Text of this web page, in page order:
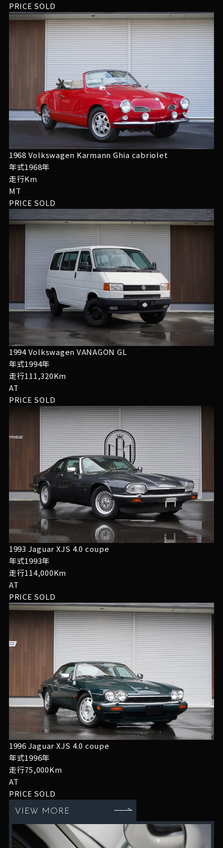
PRICE SOLD
1968 Volkswagen Karmann Ghia cabriolet
年式1968年
走行Km
MT
PRICE SOLD
1994 Volkswagen VANAGON GL
年式1994年
走行111,320Km
AT
PRICE SOLD
1993 Jaguar XJS 4.0 coupe
年式1993年
走行114,000Km
AT
PRICE SOLD
1996 Jaguar XJS 4.0 coupe
年式1996年
走行75,000Km
AT
PRICE SOLD
VIEW MORE